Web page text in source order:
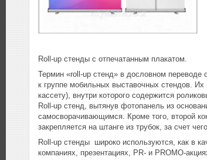
Roll-up стенды с отпечатанным плакатом.
Термин «roll-up стенд» в дословном переводе
к группе мобильных выставочных стендов.
кассету), внутри которого содержится
Roll-up стенд, вытянув фотопанель из
самосворачивающимся. Кроме того, второй
закрепляется на штанге из трубок, за счет
Roll-up стенды широко используются, как в
компаниях, презентациях, PR- и PROMO-